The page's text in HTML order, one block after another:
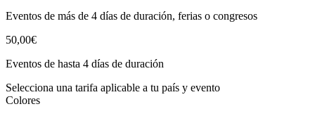
Eventos de más de 4 días de duración, ferias o congresos
50,00€
Eventos de hasta 4 días de duración
Selecciona una tarifa aplicable a tu país y evento
Colores